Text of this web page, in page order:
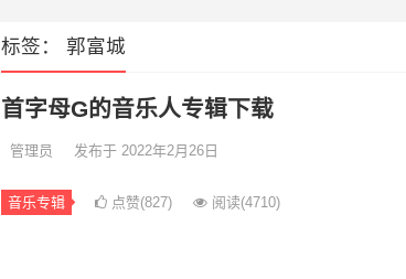
标签： 郭富城
首字母G的音乐人专辑下载
管理员 发布于 2022年2月26日
音乐专辑 点赞(827) 阅读(4710)